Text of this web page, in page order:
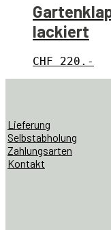
lackiert
CHF 220.-
Lieferung
Selbstabholung
Zahlungsarten
Kontakt